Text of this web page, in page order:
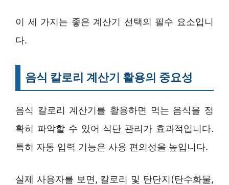
이 세 가지는 좋은 계산기 선택의 필수 요소입니
다.
음식 칼로리 계산기 활용의 중요성
음식 칼로리 계산기를 활용하면 먹는 음식을 정
확히 파악할 수 있어 식단 관리가 효과적입니다.
특히 자동 입력 기능은 사용 편의성을 높입니다.
실제 사용자를 보면, 칼로리 및 탄단지(탄수화물,